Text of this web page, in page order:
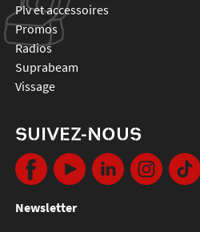
plv et accessoires
promos
radios
suprabeam
vissage
SUIVEZ-NOUS
Newsletter